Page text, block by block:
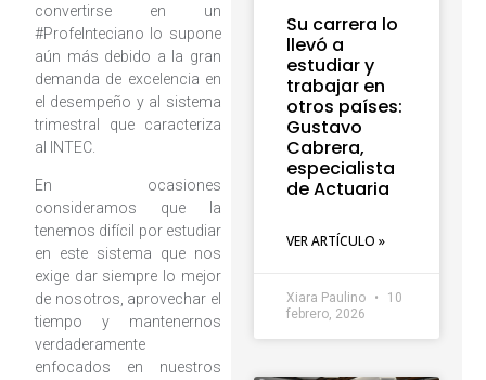
convertirse en un
#ProfeInteciano lo supone
aún más debido a la gran
demanda de excelencia en
el desempeño y al sistema
trimestral que caracteriza
al INTEC.
En ocasiones
consideramos que la
tenemos difícil por estudiar
en este sistema que nos
exige dar siempre lo mejor
de nosotros, aprovechar el
tiempo y mantenernos
verdaderamente
enfocados en nuestros
Su carrera lo
llevó a
estudiar y
trabajar en
otros países:
Gustavo
Cabrera,
especialista
de Actuaria
VER ARTÍCULO »
Xiara Paulino
10
febrero, 2026